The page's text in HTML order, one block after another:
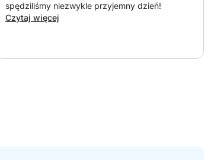
spędziliśmy niezwykle przyjemny dzień!
Czytaj więcej